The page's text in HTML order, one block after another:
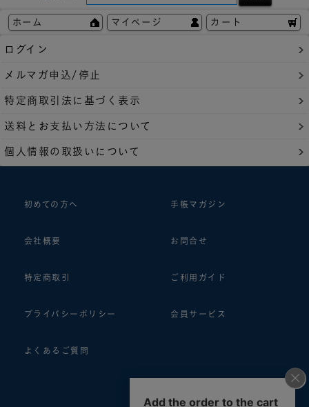
ホーム マイページ カート
ログイン
メルマガ申込/停止
特定商取引法に基づく表示
送料とお支払い方法について
個人情報の取扱いについて
初めての方へ 手帳マガジン
会社概要 お問合せ
特定商取引 ご利用ガイド
プライバシーポリシー 会員サービス
よくあるご質問
follow us!